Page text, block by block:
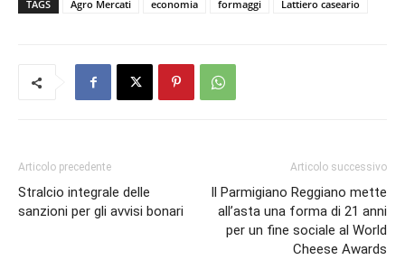
TAGS Agro Mercati economia formaggi Lattiero caseario
Articolo precedente
Stralcio integrale delle
sanzioni per gli avvisi bonari
Articolo successivo
Il Parmigiano Reggiano mette
all’asta una forma di 21 anni
per un fine sociale al World
Cheese Awards